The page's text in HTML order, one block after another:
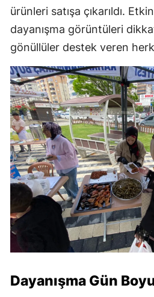
ürünleri satışa çıkarıldı.
dayanışma görüntüleri
gönüllüler destek veren
Dayanışma Gün